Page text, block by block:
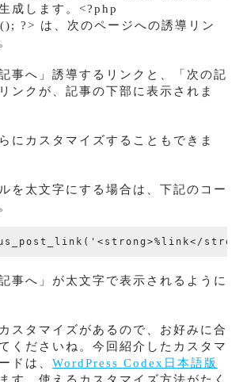
成します。<?php
?> は、次のページへの誘導リン
事へ」誘導するリンクと、「次の記
ンクが、記事の下部に表示されま
にカスタマイズすることもできま
を太文字にする場合は、下記のコー
事へ」が太文字で表示されるように
スタマイズがあるので、お好みに合
くださいね。今回紹介したカスタマ
ドは、 WordPress Codex日本語版